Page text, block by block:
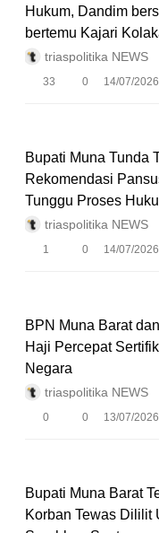
Hukum, Dandim
bertemu Kajari
triaspolitika NEWS
33 0 14/07/2026
Bupati Muna Tunda
Rekomendasi
Tunggu Proses
triaspolitika NEWS
1 0 14/07/2026
BPN Muna Barat
Haji Percepat
Negara
triaspolitika NEWS
0 0 13/07/2026
Bupati Muna Barat
Korban Tewas Dililit